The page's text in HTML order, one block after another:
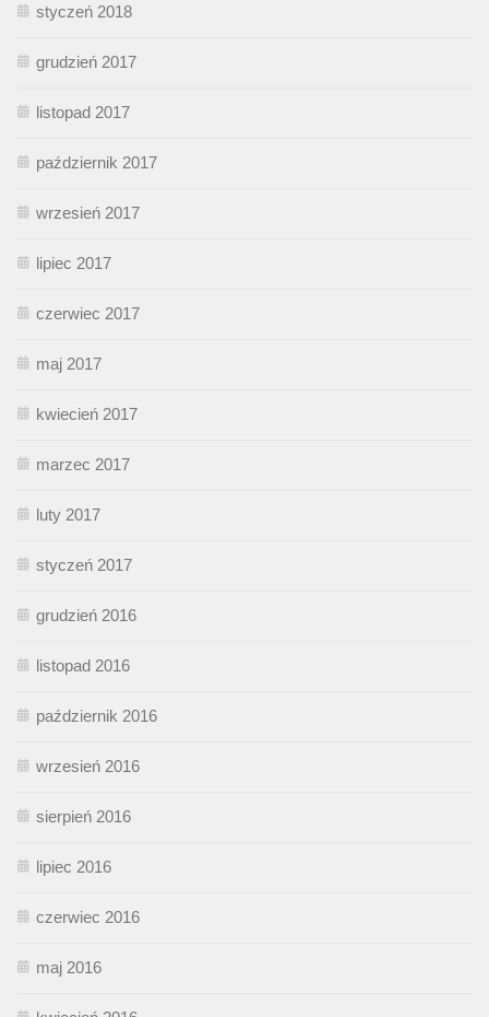
styczeń 2018
grudzień 2017
listopad 2017
październik 2017
wrzesień 2017
lipiec 2017
czerwiec 2017
maj 2017
kwiecień 2017
marzec 2017
luty 2017
styczeń 2017
grudzień 2016
listopad 2016
październik 2016
wrzesień 2016
sierpień 2016
lipiec 2016
czerwiec 2016
maj 2016